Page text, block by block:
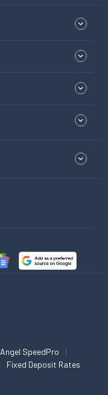
Angel SpeedPro
Fixed Deposit Rates